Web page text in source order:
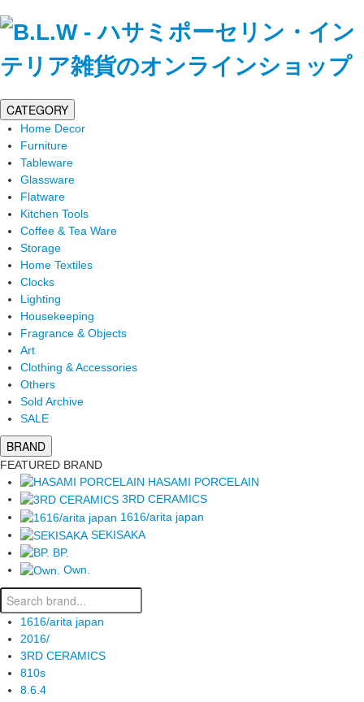
CATEGORY
Home Decor
Furniture
Tableware
Glassware
Flatware
Kitchen Tools
Coffee & Tea Ware
Storage
Home Textiles
Clocks
Lighting
Housekeeping
Fragrance & Objects
Art
Clothing & Accessories
Others
Sold Archive
SALE
BRAND
FEATURED BRAND
HASAMI PORCELAIN
3RD CERAMICS
1616/arita japan
SEKISAKA
BP.
Own.
1616/arita japan
2016/
3RD CERAMICS
810s
8.6.4